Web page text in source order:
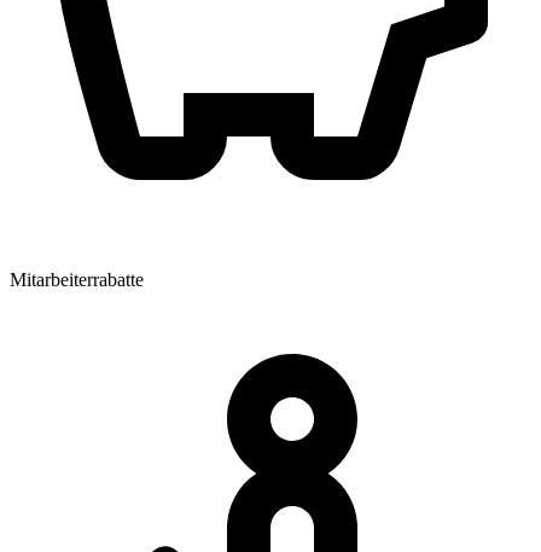
Mitarbeiterrabatte